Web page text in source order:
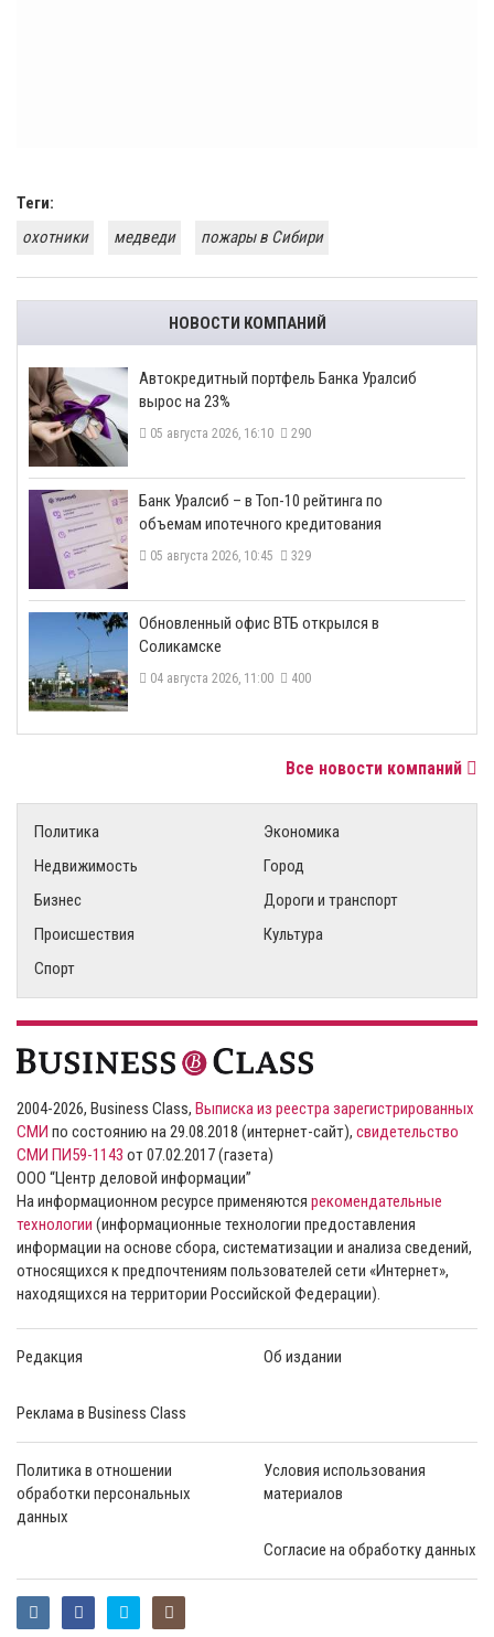
Теги:
охотники
медведи пожары в Сибири
НОВОСТИ КОМПАНИЙ
​Автокредитный портфель Банка Уралсиб
вырос на 23%
05 августа 2026, 16:10 290
​Банк Уралсиб – в Топ-10 рейтинга по
объемам ипотечного кредитования
05 августа 2026, 10:45 329
​Обновленный офис ВТБ открылся в
Соликамске
04 августа 2026, 11:00 400
Все новости компаний
Политика
Экономика
Недвижимость
Город
Бизнес
Дороги и транспорт
Происшествия
Культура
Спорт
2004-2026, Business Class, Выписка из реестра зарегистрированных
СМИ по состоянию на 29.08.2018 (интернет-сайт), свидетельство
СМИ ПИ59-1143 от 07.02.2017 (газета)
ООО “Центр деловой информации”
На информационном ресурсе применяются рекомендательные
технологии (информационные технологии предоставления
информации на основе сбора, систематизации и анализа сведений,
относящихся к предпочтениям пользователей сети «Интернет»,
находящихся на территории Российской Федерации).
Редакция Об издании
Реклама в Business Class
Политика в отношении
обработки персональных
данных
Условия использования
материалов
Согласие на обработку данных